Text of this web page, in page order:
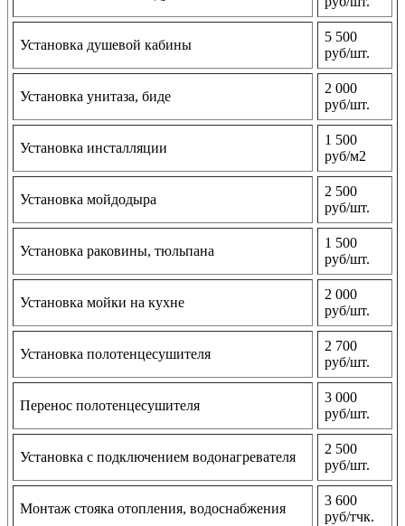
Установка душевой кабины
5 500
руб/шт.
Установка унитаза, биде
2 000
руб/шт.
Установка инсталляции
1 500
руб/м2
Установка мойдодыра
2 500
руб/шт.
Установка раковины, тюльпана
1 500
руб/шт.
Установка мойки на кухне
2 000
руб/шт.
Установка полотенцесушителя
2 700
руб/шт.
Перенос полотенцесушителя
3 000
руб/шт.
Установка с подключением водонагревателя
2 500
руб/шт.
Монтаж стояка отопления, водоснабжения
3 600
руб/тчк.